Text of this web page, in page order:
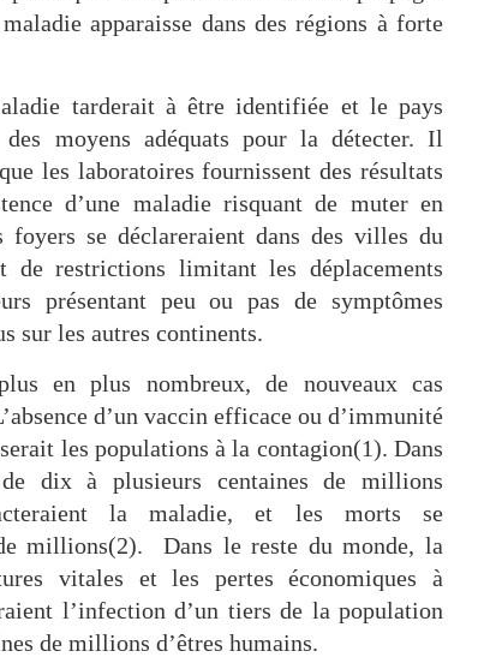
apparaisse dans des régions à forte
tarderait à être identifiée et le pays
moyens adéquats pour la détecter. Il
les laboratoires fournissent des résultats
d’une maladie risquant de muter en
foyers se déclareraient dans des villes du
de restrictions limitant les déplacements
présentant peu ou pas de symptômes
sur les autres continents.
en plus nombreux, de nouveaux cas
d’un vaccin efficace ou d’immunité
les populations à la contagion(1). Dans
dix à plusieurs centaines de millions
la maladie, et les morts se
millions(2). Dans le reste du monde, la
vitales et les pertes économiques à
l’infection d’un tiers de la population
de millions d’êtres humains.